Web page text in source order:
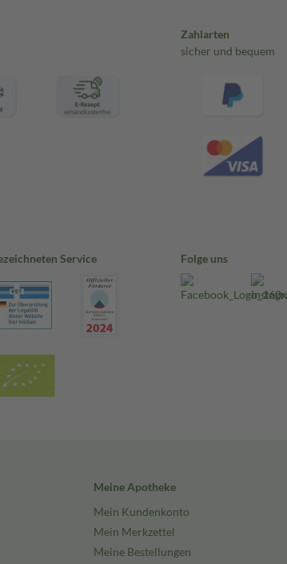
Zahlarten
sicher und bequem
Service Folge uns
Meine Apotheke
Mein Kundenkonto
Mein Merkzettel
Meine Bestellungen